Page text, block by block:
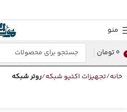
منو
0تومان
خانه تجهیزات اکتیو شبکه روتر شبکه